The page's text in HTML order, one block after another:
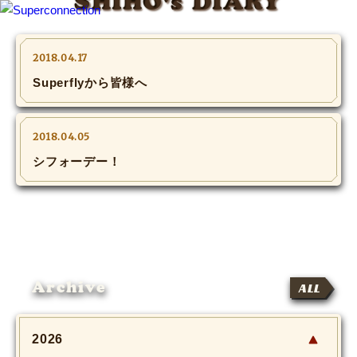
2018.04.17
Superflyから皆様へ
2018.04.05
シフォーデー！
Archive ALL
2026
INFO
SHIHO’s DIARY
STAFF DIARY
SPECIAL
#Throwback